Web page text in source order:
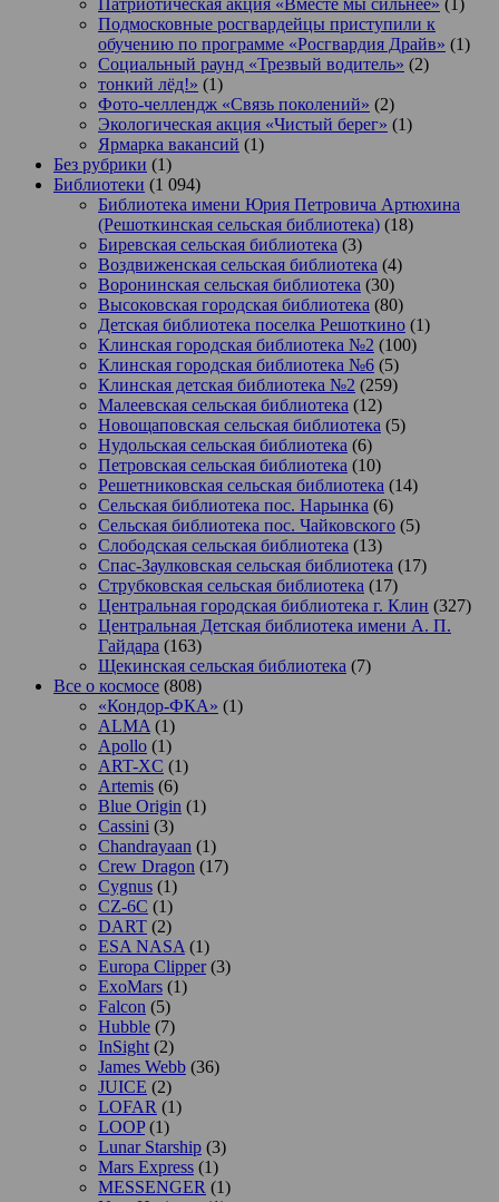
Патриотическая акция «Вместе мы сильнее» (1)
Подмосковные росгвардейцы приступили к
обучению по программе «Росгвардия Драйв» (1)
Социальный раунд «Трезвый водитель» (2)
тонкий лёд!» (1)
Фото-челлендж «Связь поколений» (2)
Экологическая акция «Чистый берег» (1)
Ярмарка вакансий (1)
Без рубрики (1)
Библиотеки (1 094)
Библиотека имени Юрия Петровича Артюхина
(Решоткинская сельская библиотека) (18)
Биревская сельская библиотека (3)
Воздвиженская сельская библиотека (4)
Воронинская сельская библиотека (30)
Высоковская городская библиотека (80)
Детская библиотека поселка Решоткино (1)
Клинская городская библиотека №2 (100)
Клинская городская библиотека №6 (5)
Клинская детская библиотека №2 (259)
Малеевская сельская библиотека (12)
Новощаповская сельская библиотека (5)
Нудольская сельская библиотека (6)
Петровская сельская библиотека (10)
Решетниковская сельская библиотека (14)
Сельская библиотека пос. Нарынка (6)
Сельская библиотека пос. Чайковского (5)
Слободская сельская библиотека (13)
Спас-Заулковская сельская библиотека (17)
Струбковская сельская библиотека (17)
Центральная городская библиотека г. Клин (327)
Центральная Детская библиотека имени А. П.
Гайдара (163)
Щекинская сельская библиотека (7)
Все о космосе (808)
«Кондор-ФКА» (1)
ALMA (1)
Apollo (1)
ART-XC (1)
Artemis (6)
Blue Origin (1)
Cassini (3)
Chandrayaan (1)
Crew Dragon (17)
Cygnus (1)
CZ-6C (1)
DART (2)
ESA NASA (1)
Europa Clipper(3)
ExoMars (1)
Falcon (5)
Hubble (7)
InSight (2)
James Webb (36)
JUICE (2)
LOFAR (1)
LOOP(1)
Lunar Starship (3)
Mars Express (1)
MESSENGER (1)